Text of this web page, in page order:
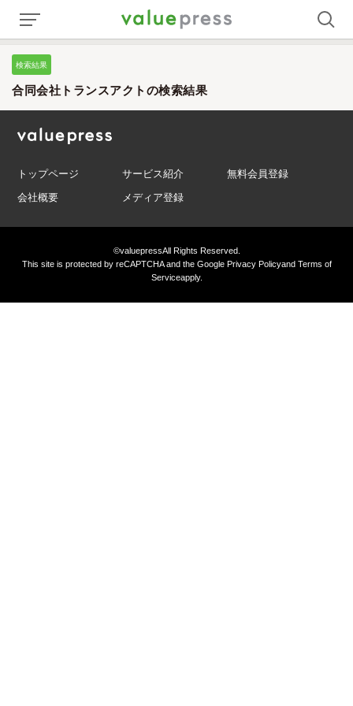
検索結果
合同会社トランスアクトの検索結果
トップページ サービス紹介
無料会員登録
会社概要
メディア登録
©valuepressAll Rights Reserved.
This site is protected by reCAPTCHA and the GooglePrivacy Policyand Terms of
Serviceapply.